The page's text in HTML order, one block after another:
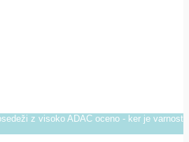
z visoko ADAC oceno - ker je varnost